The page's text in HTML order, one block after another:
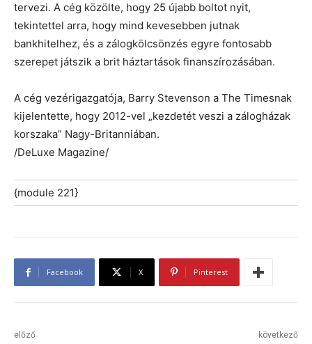
tervezi. A cég közölte, hogy 25 újabb boltot nyit,
tekintettel arra, hogy mind kevesebben jutnak
bankhitelhez, és a zálogkölcsönzés egyre fontosabb
szerepet játszik a brit háztartások finanszírozásában.
A cég vezérigazgatója, Barry Stevenson a The Timesnak
kijelentette, hogy 2012-vel „kezdetét veszi a zálogházak
korszaka” Nagy-Britanniában.
/DeLuxe Magazine/
{module 221}
Facebook X Pinterest
előző következő